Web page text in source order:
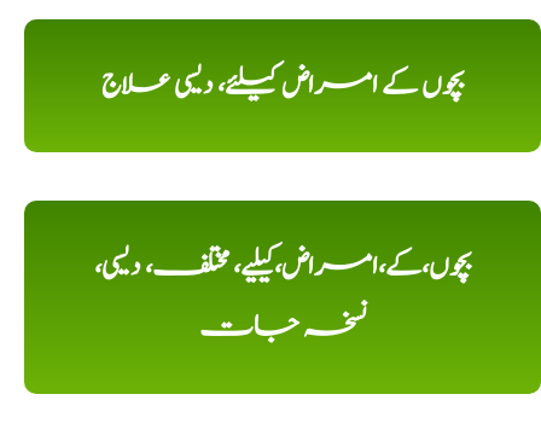
بچوں کے امراض کیلئے، دیسی علاج
بچوں،کے،امراض،کیلیے، مختلف، دیسی،
نسخہ جات